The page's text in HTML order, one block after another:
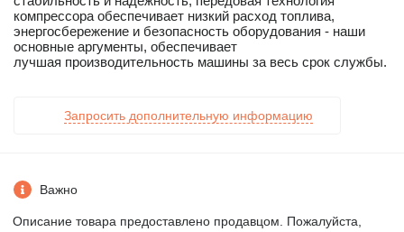
компрессора обеспечивает низкий расход топлива,
энергосбережение и безопасность оборудования - наши
основные аргументы, обеспечивает
лучшая производительность машины за весь срок службы.
Запросить дополнительную информацию
Важно
Описание товара предоставлено продавцом. Пожалуйста,